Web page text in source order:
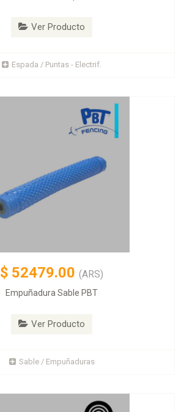
Ver Producto
Espada / Puntas - Electrif.
$ 52479.00 (ARS)
Empuñadura Sable PBT
Ver Producto
Sable / Empuñaduras